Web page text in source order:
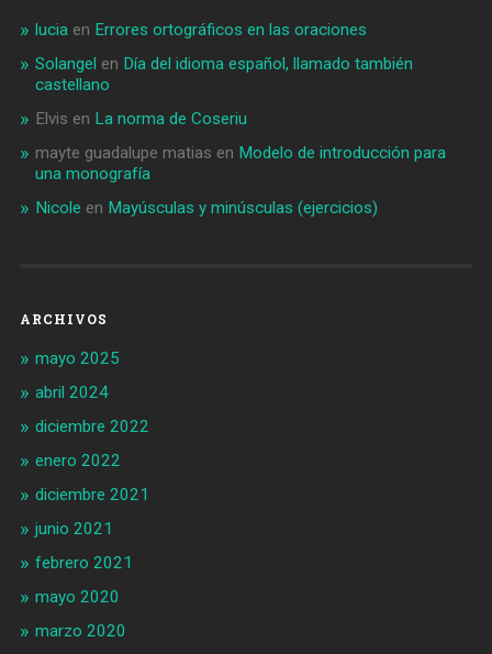
luciaen Errores ortográficos en las oraciones
Solangel en Día del idioma español, llamado también
castellano
Elvis en La norma de Coseriu
mayte guadalupe matias en Modelo de introducción para
una monografía
Nicole en Mayúsculas y minúsculas (ejercicios)
ARCHIVOS
mayo 2025
abril 2024
diciembre 2022
enero 2022
diciembre 2021
junio 2021
febrero 2021
mayo 2020
marzo 2020